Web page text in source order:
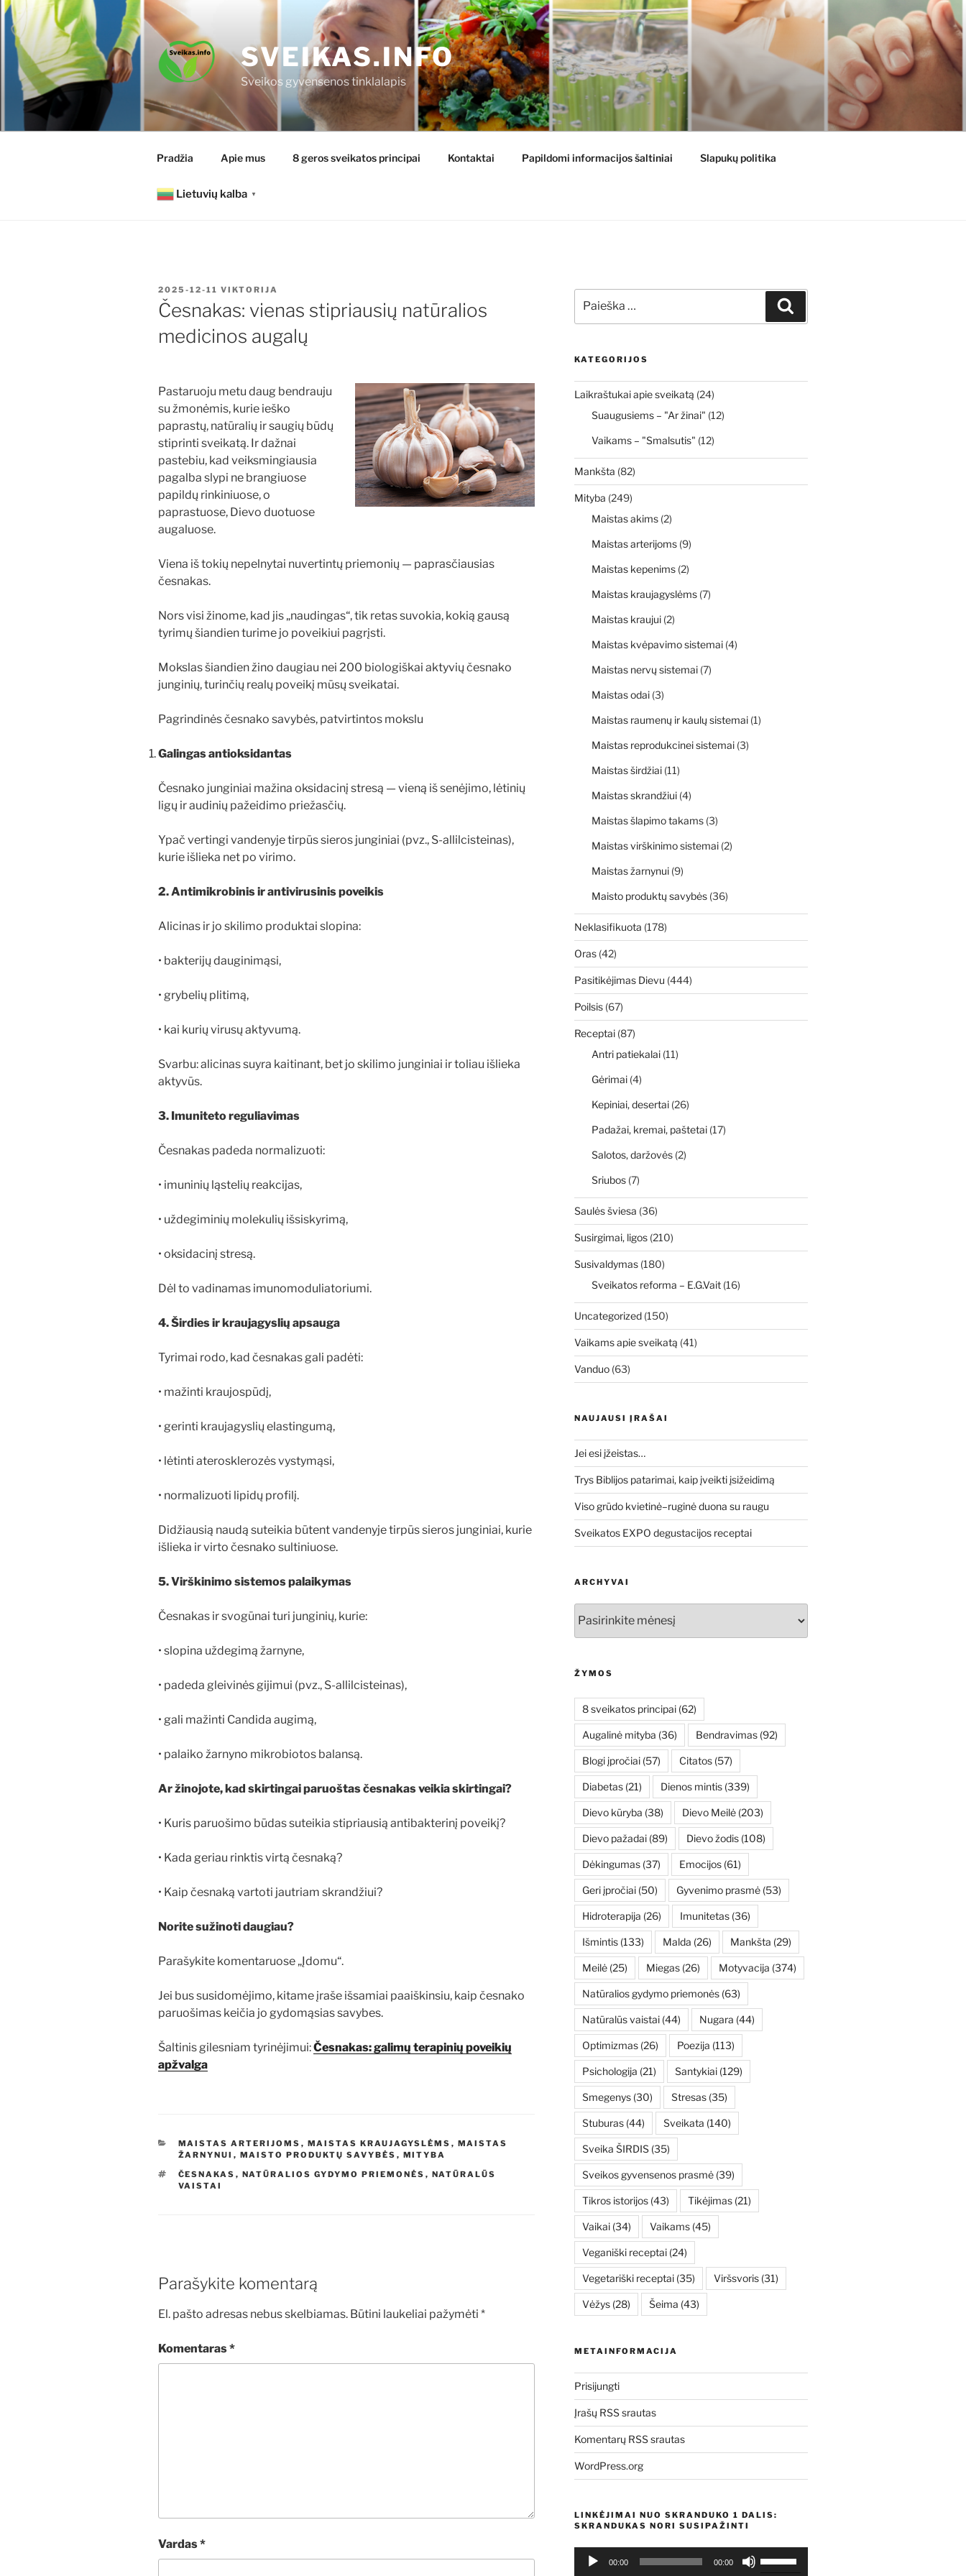
Eiti
prie
turinio
SVEIKAS.INFO
Sveikos gyvensenos tinklalapis
Pradžia Apie mus 8 geros sveikatos principai Kontaktai Papildomi informacijos šaltiniai Slapukų politika
Lietuvių kalba ▼
PASKELBTA
2025-12-11 VIKTORIJA
Česnakas: vienas stipriausių natūralios
medicinos augalų
Pastaruoju metu daug bendrauju
su žmonėmis, kurie ieško
paprastų, natūralių ir saugių būdų
stiprinti sveikatą. Ir dažnai
pastebiu, kad veiksmingiausia
pagalba slypi ne brangiuose
papildų rinkiniuose, o
paprastuose, Dievo duotuose
augaluose.
Viena iš tokių nepelnytai nuvertintų priemonių — paprasčiausias
česnakas.
Nors visi žinome, kad jis „naudingas“, tik retas suvokia, kokią gausą
tyrimų šiandien turime jo poveikiui pagrįsti.
Mokslas šiandien žino daugiau nei 200 biologiškai aktyvių česnako
junginių, turinčių realų poveikį mūsų sveikatai.
Pagrindinės česnako savybės, patvirtintos mokslu
Galingas antioksidantas
Česnako junginiai mažina oksidacinį stresą — vieną iš senėjimo, lėtinių
ligų ir audinių pažeidimo priežasčių.
Ypač vertingi vandenyje tirpūs sieros junginiai (pvz., S-allilcisteinas),
kurie išlieka net po virimo.
2. Antimikrobinis ir antivirusinis poveikis
Alicinas ir jo skilimo produktai slopina:
• bakterijų dauginimąsi,
• grybelių plitimą,
• kai kurių virusų aktyvumą.
Svarbu: alicinas suyra kaitinant, bet jo skilimo junginiai ir toliau išlieka
aktyvūs.
3. Imuniteto reguliavimas
Česnakas padeda normalizuoti:
• imuninių ląstelių reakcijas,
• uždegiminių molekulių išsiskyrimą,
• oksidacinį stresą.
Dėl to vadinamas imunomoduliatoriumi.
4. Širdies ir kraujagyslių apsauga
Tyrimai rodo, kad česnakas gali padėti:
• mažinti kraujospūdį,
• gerinti kraujagyslių elastingumą,
• lėtinti aterosklerozės vystymąsi,
• normalizuoti lipidų profilį.
Didžiausią naudą suteikia būtent vandenyje tirpūs sieros junginiai, kurie
išlieka ir virto česnako sultiniuose.
5. Virškinimo sistemos palaikymas
Česnakas ir svogūnai turi junginių, kurie:
• slopina uždegimą žarnyne,
• padeda gleivinės gijimui (pvz., S-allilcisteinas),
• gali mažinti Candida augimą,
• palaiko žarnyno mikrobiotos balansą.
Ar žinojote, kad skirtingai paruoštas česnakas veikia skirtingai?
• Kuris paruošimo būdas suteikia stipriausią antibakterinį poveikį?
• Kada geriau rinktis virtą česnaką?
• Kaip česnaką vartoti jautriam skrandžiui?
Norite sužinoti daugiau?
Parašykite komentaruose „Įdomu“.
Jei bus susidomėjimo, kitame įraše išsamiai paaiškinsiu, kaip česnako
paruošimas keičia jo gydomąsias savybes.
Šaltinis gilesniam tyrinėjimui:Česnakas: galimų terapinių poveikių
apžvalga
KATEGORIJOS
MAISTAS ARTERIJOMS , MAISTAS KRAUJAGYSLĖMS , MAISTAS
ŽARNYNUI , MAISTO PRODUKTŲ SAVYBĖS , MITYBA
ŽYMOS
ČESNAKAS , NATŪRALIOS GYDYMO PRIEMONĖS , NATŪRALŪS
VAISTAI
Parašykite komentarą
El. pašto adresas nebus skelbiamas. Būtini laukeliai pažymėti *
Komentaras*
Vardas*
KATEGORIJOS
Laikraštukai apie sveikatą (24)
Suaugusiems – "Ar žinai" (12)
Vaikams – "Smalsutis" (12)
Mankšta (82)
Mityba (249)
Maistas akims(2)
Maistas arterijoms(9)
Maistas kepenims(2)
Maistas kraujagyslėms(7)
Maistas kraujui(2)
Maistas kvėpavimo sistemai(4)
Maistas nervų sistemai(7)
Maistas odai(3)
Maistas raumenų ir kaulų sistemai(1)
Maistas reprodukcinei sistemai(3)
Maistas širdžiai(11)
Maistas skrandžiui(4)
Maistas šlapimo takams(3)
Maistas virškinimo sistemai(2)
Maistas žarnynui(9)
Maisto produktų savybės(36)
Neklasifikuota (178)
Oras(42)
Pasitikėjimas Dievu (444)
Poilsis(67)
Receptai(87)
Antri patiekalai(11)
Gėrimai(4)
Kepiniai, desertai(26)
Padažai, kremai, paštetai(17)
Salotos, daržovės(2)
Sriubos(7)
Saulės šviesa (36)
Susirgimai, ligos(210)
Susivaldymas(180)
Sveikatos reforma – E.G.Vait(16)
Uncategorized(150)
Vaikams apie sveikatą (41)
Vanduo(63)
NAUJAUSI ĮRAŠAI
Jei esi įžeistas…
Trys Biblijos patarimai, kaip įveikti įsižeidimą
Viso grūdo kvietinė–ruginė duona su raugu
Sveikatos EXPO degustacijos receptai
ARCHYVAI
ŽYMOS
8 sveikatos principai(62)
Augalinė mityba (36) Bendravimas(92)
Blogi įpročiai(57) Citatos(57)
Diabetas(21) Dienos mintis(339)
Dievo kūryba (38) Dievo Meilė(203)
Dievo pažadai(89) Dievo žodis(108)
Dėkingumas(37) Emocijos(61)
Geri įpročiai(50) Gyvenimo prasmė(53)
Hidroterapija (26) Imunitetas(36)
Išmintis(133) Malda (26) Mankšta (29)
Meilė(25) Miegas(26) Motyvacija (374)
Natūralios gydymo priemonės(63)
Natūralūs vaistai(44) Nugara (44)
Optimizmas(26) Poezija (113)
Psichologija (21) Santykiai(129)
Smegenys(30) Stresas(35)
Stuburas(44) Sveikata (140)
Sveika ŠIRDIS(35)
Sveikos gyvensenos prasmė(39)
Tikros istorijos(43) Tikėjimas(21)
Vaikai(34) Vaikams(45)
Veganiški receptai(24)
Vegetariški receptai(35) Viršsvoris(31)
Vėžys(28) Šeima (43)
METAINFORMACIJA
Prisijungti
Įrašų RSS srautas
Komentarų RSS srautas
WordPress.org
LINKĖJIMAI NUO SKRANDUKO 1 DALIS:
SKRANDUKAS NORI SUSIPAŽINTI
Audio
grotuvas
00:00 00:00